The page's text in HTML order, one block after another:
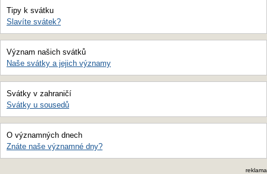
Tipy k svátku
Slavíte svátek?
Význam našich svátků
Naše svátky a jejich významy
Svátky v zahraničí
Svátky u sousedů
O významných dnech
Znáte naše významné dny?
reklama